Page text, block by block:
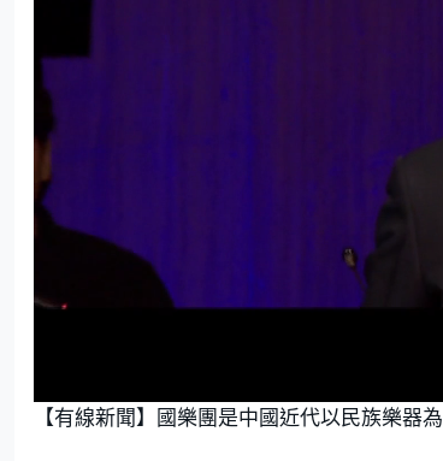
n
m
u
【有線新聞】國樂團是中國近代以民族樂器